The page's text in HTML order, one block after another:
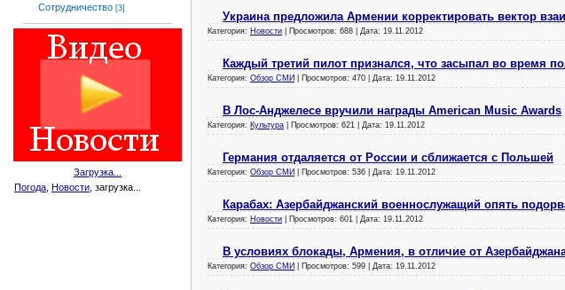
Сотрудничество [3]
Загрузка...
Погода Новости , загрузка...
Украина предложила Армении корректировать вектор
Категория: Новости | Просмотров: 688 | Дата: 19.11.2012
Каждый третий пилот признался, что засыпал во время
Категория: Обзор СМИ | Просмотров: 470 | Дата: 19.11.2012
В Лос-Анджелесе вручили награды American Music Awards
Категория: Культура | Просмотров: 621 | Дата: 19.11.2012
Германия отдаляется от России и сближается с Польшей
Категория: Обзор СМИ | Просмотров: 536 | Дата: 19.11.2012
Карабах: Азербайджанский военнослужащий опять
Категория: Новости | Просмотров: 601 | Дата: 19.11.2012
В условиях блокады, Армения, в отличие от
Категория: Обзор СМИ | Просмотров: 599 | Дата: 19.11.2012